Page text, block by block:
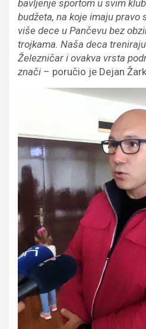
bavljenje sportom u svim
budžeta, na koje imaju pravo
više dece u Pančevu bez
trojkama. Naša deca
Železničar i ovakva vrsta
znači – poručio je Dejan